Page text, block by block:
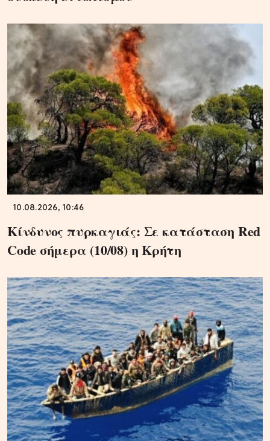
10.08.2026, 10:46
Κίνδυνος πυρκαγιάς: Σε κατάσταση Red
Code σήμερα (10/08) η Κρήτη